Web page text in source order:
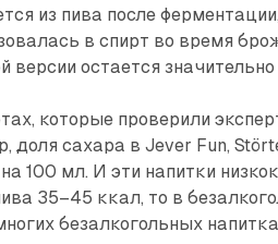
из пива после
в спирт во время
версии остается
которые проверили
доля сахара в Jever Fun,
100 мл. И эти напитки
35–45 ккал, то в
безалкогольных